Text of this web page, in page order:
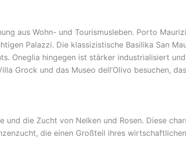
aus Wohn- und Tourismusleben. Porto
Palazzi. Die klassizistische Basilika San
Oneglia hingegen ist stärker industrialisiert
Grock und das Museo dell’Olivo besuchen,
die Zucht von Nelken und Rosen. Diese
die einen Großteil ihres